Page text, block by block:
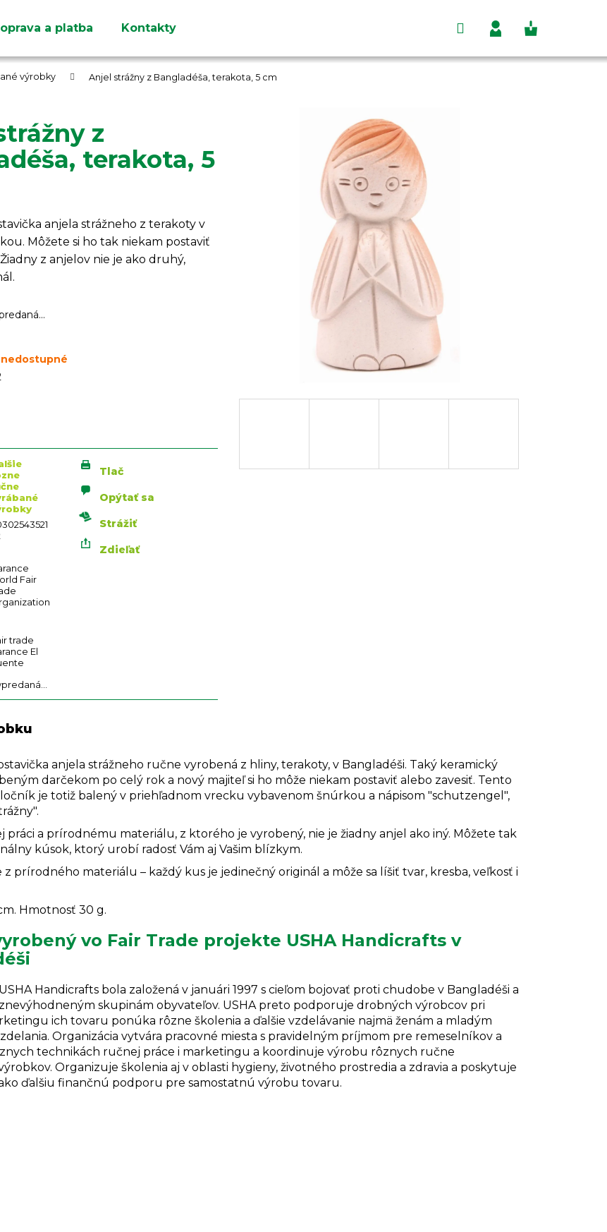
a platba Kontakty
Hľadať
Prihlásenie
Nákupný
výrobky Anjel strážny z Bangladéša, terakota, 5 cm
z
terakota, 5
anjela strážneho z terakoty v
Môžete si ho tak niekam postaviť
z anjelov nie je ako druhý,
Fair
trade
El
Tlač
Opýtať sa
Strážiť
Zdieľať
anjela strážneho ručne vyrobená z hliny, terakoty, v Bangladéši. Taký keramický
darčekom po celý rok a nový majiteľ si ho môže niekam postaviť alebo zavesiť. Tento
je totiž balený v priehľadnom vrecku vybavenom šnúrkou a nápisom "schutzengel",
práci a prírodnému materiálu, z ktorého je vyrobený, nie je žiadny anjel ako iný. Môžete tak
kúsok, ktorý urobí radosť Vám aj Vašim blízkym.
z prírodného materiálu – každý kus je jedinečný originál a môže sa líšiť tvar, kresba, veľkosť i
Hmotnosť 30 g.
vo Fair Trade projekte USHA Handicrafts v
Handicrafts bola založená v januári 1997 s cieľom bojovať proti chudobe v Bangladéši a
skupinám obyvateľov. USHA preto podporuje drobných výrobcov pri
ich tovaru ponúka rôzne školenia a ďalšie vzdelávanie najmä ženám a mladým
Organizácia vytvára pracovné miesta s pravidelným príjmom pre remeselníkov a
technikách ručnej práce i marketingu a koordinuje výrobu rôznych ručne
Organizuje školenia aj v oblasti hygieny, životného prostredia a zdravia a poskytuje
ďalšiu finančnú podporu pre samostatnú výrobu tovaru.
potrebujete nájsť?
HĽADAŤ